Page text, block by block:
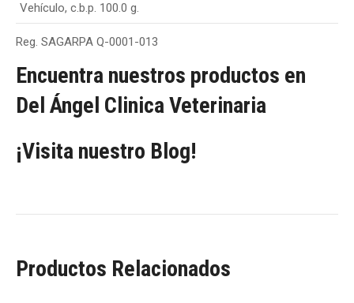
Vehículo, c.b.p. 100.0 g.
Reg. SAGARPA Q-0001-013
Encuentra nuestros productos en
Del Ángel Clinica Veterinaria
¡Visita nuestro Blog!
Productos Relacionados